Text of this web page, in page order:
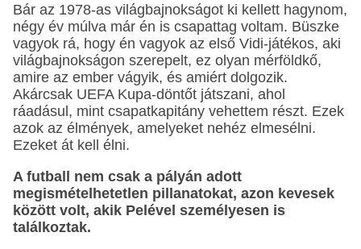
Bár az 1978-as világbajnokságot ki kellett hagynom,
négy év múlva már én is csapattag voltam. Büszke
vagyok rá, hogy én vagyok az első Vidi-játékos, aki
világbajnokságon szerepelt, ez olyan mérföldkő,
amire az ember vágyik, és amiért dolgozik.
Akárcsak UEFA Kupa-döntőt játszani, ahol
ráadásul, mint csapatkapitány vehettem részt. Ezek
azok az élmények, amelyeket nehéz elmesélni.
Ezeket át kell élni.
A futball nem csak a pályán adott
megismételhetetlen pillanatokat, azon kevesek
között volt, akik Pelével személyesen is
találkoztak.